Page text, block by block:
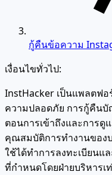
กู้คืนข้อความ
เงื่อนไขทั่วไป:
InstHacker เป็นแพลตฟ
ความปลอดภัย การกู้คืน
ตอนการเข้าถึงและการดู
คุณสมบัติการทำงานของ
ใช้ได้ทำการลงทะเบียน
ที่กำหนดโดยฝ่ายบริหาร